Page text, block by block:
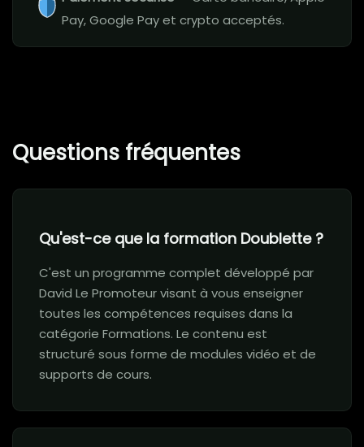
Pay, Google Pay et crypto acceptés.
Questions fréquentes
Qu'est-ce que la formation Doublette ?
C'est un programme complet développé par
David Le Promoteur visant à vous enseigner
toutes les compétences requises dans la
catégorie Formations. Le contenu est
structuré sous forme de modules vidéo et de
supports de cours.